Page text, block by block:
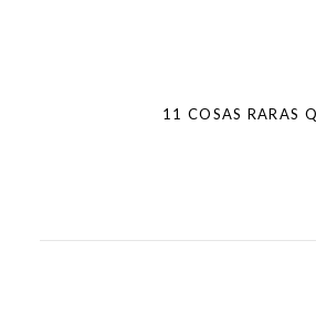
11 COSAS RARAS